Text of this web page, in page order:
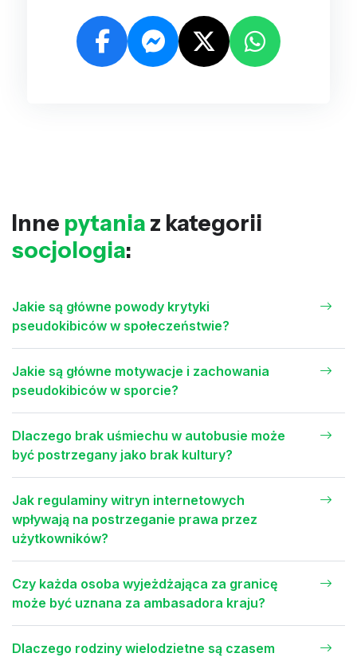
Inne pytania z kategorii
socjologia:
Jakie są główne powody krytyki
pseudokibiców w społeczeństwie?
Jakie są główne motywacje i zachowania
pseudokibiców w sporcie?
Dlaczego brak uśmiechu w autobusie może
być postrzegany jako brak kultury?
Jak regulaminy witryn internetowych
wpływają na postrzeganie prawa przez
użytkowników?
Czy każda osoba wyjeżdżająca za granicę
może być uznana za ambasadora kraju?
Dlaczego rodziny wielodzietne są czasem